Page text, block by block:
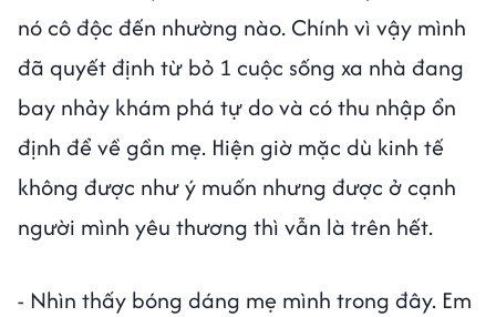
nó cô độc đến nhường nào. Chính vì vậy mình
đã quyết định từ bỏ 1 cuộc sống xa nhà đang
bay nhảy khám phá tự do và có thu nhập ổn
định để về gần mẹ. Hiện giờ mặc dù kinh tế
không được như ý muốn nhưng được ở cạnh
người mình yêu thương thì vẫn là trên hết.
- Nhìn thấy bóng dáng mẹ mình trong đây. Em